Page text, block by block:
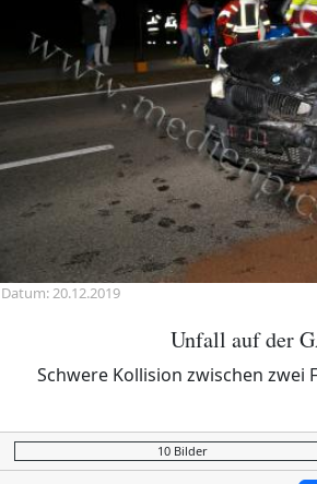
Datum: 20.12.2019
Unfall auf der
Schwere Kollision zwischen zwei
10 Bilder